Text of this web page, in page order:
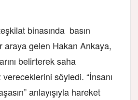
binasında basın
araya gelen Hakan Arıkaya,
belirterek saha
vereceklerini söyledi. “İnsanı
anlayışıyla hareket